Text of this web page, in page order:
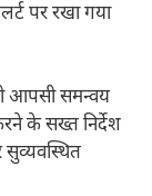
पर रखा गया
आपसी समन्वय
के सख्त निर्देश
सुव्यवस्थित